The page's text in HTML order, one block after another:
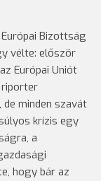
Bizottság
vélte: először
Európai Uniót
minden szavát
krízis egy
a
hogy bár az